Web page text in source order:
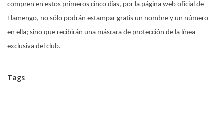
compren en estos primeros cinco días, por la página web oficial de
Flamengo, no sólo podrán estampar gratis un nombre y un número
en ella; sino que recibirán una máscara de protección de la línea
exclusiva del club.
Tags